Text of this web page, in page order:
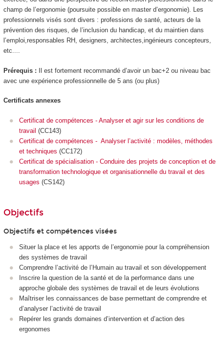
champ de l’ergonomie (poursuite possible en master d’ergonomie). Les
professionnels visés sont divers : professions de santé, acteurs de la
prévention des risques, de l’inclusion du handicap, et du maintien dans
l’emploi,responsables RH, designers, architectes,ingénieurs concepteurs,
etc....
Prérequis : Il est fortement recommandé d’avoir un bac+2 ou niveau bac
avec une expérience professionnelle de 5 ans (ou plus)
Certificats annexes
Certificat de compétences - Analyser et agir sur les conditions de
travail (CC143)
Certificat de compétences - Analyser l’activité : modèles, méthodes
et techniques (CC172)
Certificat de spécialisation - Conduire des projets de conception et de
transformation technologique et organisationnelle du travail et des
usages (CS142)
Objectifs
Objectifs et compétences visées
Situer la place et les apports de l’ergonomie pour la compréhension
des systèmes de travail
Comprendre l’activité de l’Humain au travail et son développement
Inscrire la question de la santé et de la performance dans une
approche globale des systèmes de travail et de leurs évolutions
Maîtriser les connaissances de base permettant de comprendre et
d’analyser l’activité de travail
Repérer les grands domaines d’intervention et d’action des
ergonomes